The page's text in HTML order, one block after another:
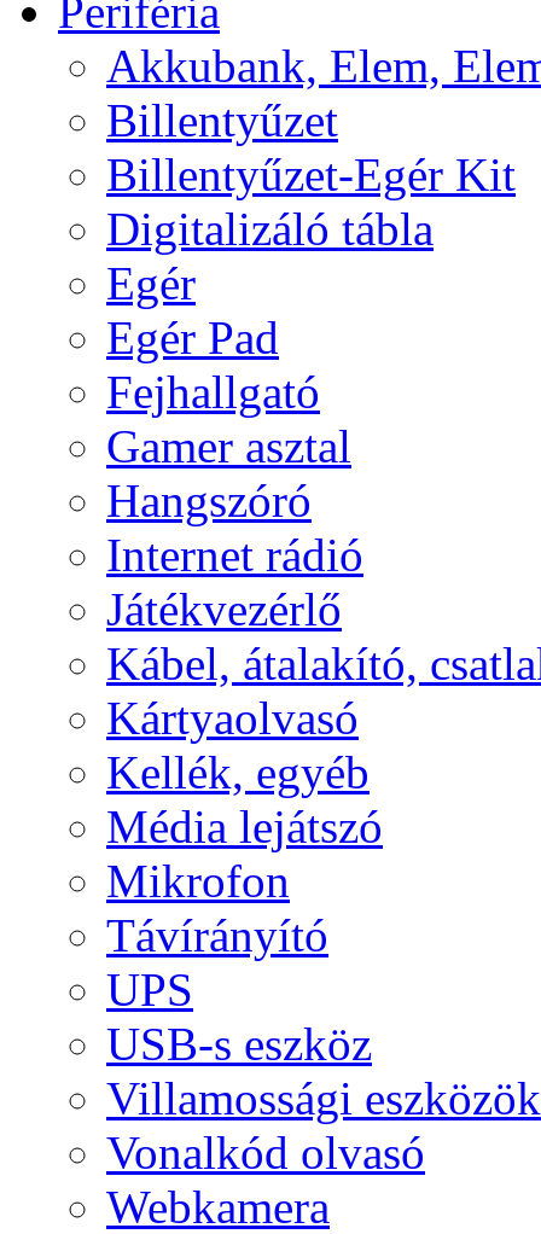
Periféria
Akkubank, Elem,
Billentyűzet
Billentyűzet-Egér Kit
Digitalizáló tábla
Egér
Egér Pad
Fejhallgató
Gamer asztal
Hangszóró
Internet rádió
Játékvezérlő
Kábel, átalakító,
Kártyaolvasó
Kellék, egyéb
Média lejátszó
Mikrofon
Távírányító
UPS
USB-s eszköz
Villamossági eszközök
Vonalkód olvasó
Webkamera